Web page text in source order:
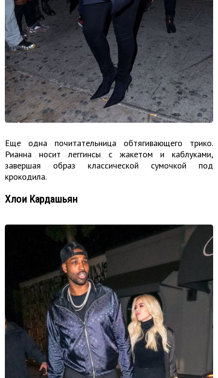
Еще одна почитательница обтягивающего трико.
Рианна носит леггинсы с жакетом и каблуками,
завершая образ классической сумочкой под
крокодила.
Хлои Кардашьян